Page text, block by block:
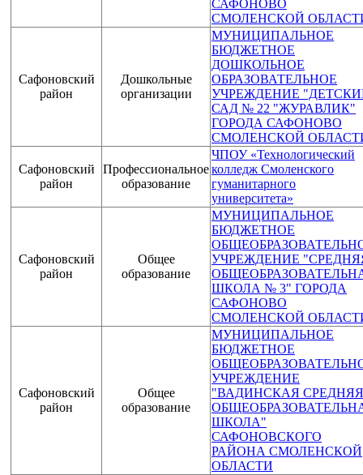
САФОНОВО
СМОЛЕНСКОЙ
Сафоновский
район
Дошкольные
организации
МУНИЦИПАЛЬНОЕ
БЮДЖЕТНОЕ
ДОШКОЛЬНОЕ
ОБРАЗОВАТЕЛЬНОЕ
УЧРЕЖДЕНИЕ
САД № 22 "ЖУРАВЛИК"
ГОРОДА САФОНОВО
СМОЛЕНСКОЙ
Сафоновский
район
Профессиональное
образование
ЧПОУ «Технологический
колледж Смоленского
гуманитарного
университета»
Сафоновский
район
Общее
образование
МУНИЦИПАЛЬНОЕ
БЮДЖЕТНОЕ
УЧРЕЖДЕНИЕ
ШКОЛА № 3" ГОРОДА
САФОНОВО
СМОЛЕНСКОЙ
Сафоновский
район
Общее
образование
МУНИЦИПАЛЬНОЕ
БЮДЖЕТНОЕ
УЧРЕЖДЕНИЕ
"ВАДИНСКАЯ СРЕДНЯЯ
ШКОЛА"
САФОНОВСКОГО
РАЙОНА СМОЛЕНСКОЙ
ОБЛАСТИ